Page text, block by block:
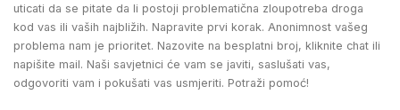
uticati da se pitate da li postoji problematična zloupotreba droga
kod vas ili vaših najbližih. Napravite prvi korak. Anonimnost vašeg
problema nam je prioritet. Nazovite na besplatni broj, kliknite chat ili
napišite mail. Naši savjetnici će vam se javiti, saslušati vas,
odgovoriti vam i pokušati vas usmjeriti. Potraži pomoć!